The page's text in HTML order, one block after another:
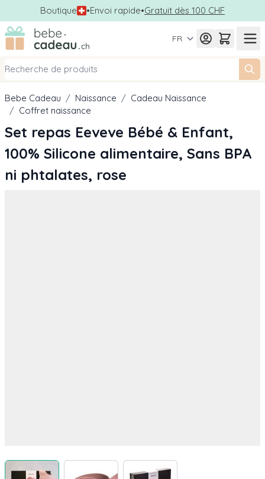
Boutique •Envoi rapide•Gratuit dès 100 CHF
Allez au contenu
FR
Bebe Cadeau / Naissance / Cadeau Naissance
/ Coffret naissance
Set repas Eeveve Bébé & Enfant,
100% Silicone alimentaire, Sans BPA
ni phtalates, rose
View larger imageView larger imageView larger image